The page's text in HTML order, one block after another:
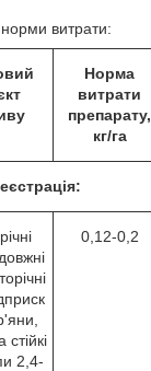
витрати:
Норма
витрати
препарату,
кг/га
2,4-
0,12-0,2